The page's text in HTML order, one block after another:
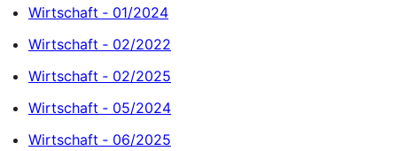
Wirtschaft ‐ 01/2024
Wirtschaft ‐ 02/2022
Wirtschaft ‐ 02/2025
Wirtschaft ‐ 05/2024
Wirtschaft ‐ 06/2025